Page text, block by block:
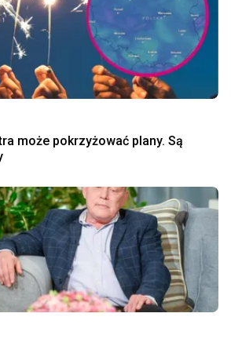
może pokrzyżować plany. Są